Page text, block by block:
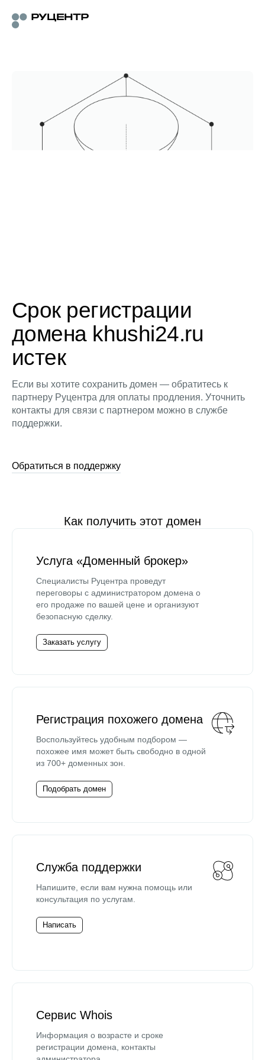
Срок регистрации
домена khushi24.ru
истек
Если вы хотите сохранить домен — обратитесь к
партнеру Руцентра для оплаты продления. Уточнить
контакты для связи с партнером можно в службе
поддержки.
Обратиться в поддержку
Как получить этот домен
Услуга «Доменный брокер»
Специалисты Руцентра проведут
переговоры с администратором домена о
его продаже по вашей цене и организуют
безопасную сделку.
Заказать услугу
Регистрация похожего домена
Воспользуйтесь удобным подбором —
похожее имя может быть свободно в одной
из 700+ доменных зон.
Подобрать домен
Служба поддержки
Напишите, если вам нужна помощь или
консультация по услугам.
Написать
Сервис Whois
Информация о возрасте и сроке
регистрации домена, контакты